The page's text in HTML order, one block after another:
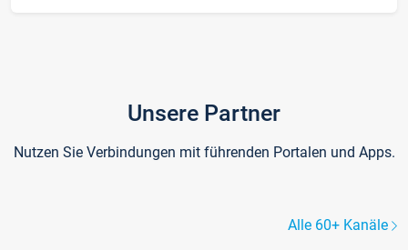
Unsere Partner
Nutzen Sie Verbindungen mit führenden Portalen und Apps.
Alle 60+ Kanäle